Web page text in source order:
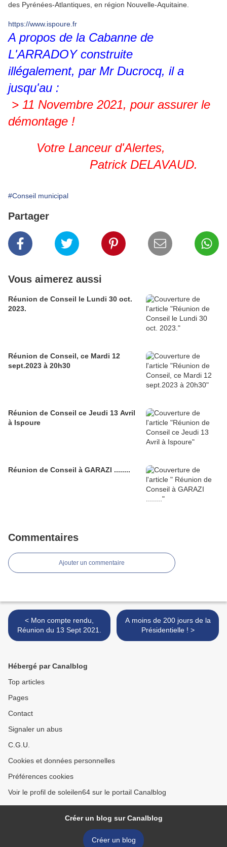
des Pyrénées-Atlantiques, en région Nouvelle-Aquitaine.
https://www.ispoure.fr
A propos de la Cabanne de
L'ARRADOY construite
illégalement, par Mr Ducrocq, il a
jusqu'au :
> 11 Novembre 2021, pour assurer le
démontage !
Votre Lanceur d'Alertes,
Patrick DELAVAUD.
#Conseil municipal
Partager
Vous aimerez aussi
Réunion de Conseil le Lundi 30 oct.
2023.
Réunion de Conseil, ce Mardi 12
sept.2023 à 20h30
Réunion de Conseil ce Jeudi 13 Avril
à Ispoure
Réunion de Conseil à GARAZI ........
Commentaires
Ajouter un commentaire
< Mon compte rendu,
Réunion du 13 Sept 2021.
A moins de 200 jours de la
Présidentielle ! >
Hébergé par Canalblog
Top articles
Pages
Contact
Signaler un abus
C.G.U.
Cookies et données personnelles
Préférences cookies
Voir le profil de soleilen64 sur le portail Canalblog
Créer un blog sur Canalblog
Créer un blog